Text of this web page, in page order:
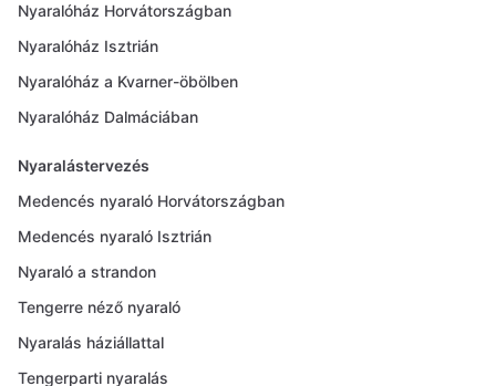
Nyaralóház Horvátországban
Nyaralóház Isztrián
Nyaralóház a Kvarner-öbölben
Nyaralóház Dalmáciában
Nyaralástervezés
Medencés nyaraló Horvátországban
Medencés nyaraló Isztrián
Nyaraló a strandon
Tengerre néző nyaraló
Nyaralás háziállattal
Tengerparti nyaralás